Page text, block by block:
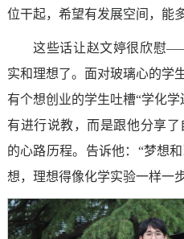
位干起，希望有发展空间，能
这些话让赵文婷很欣慰
实和理想了。面对玻璃心的学
有个想创业的学生吐槽“学化
有进行说教，而是跟他分享
的心路历程。告诉他：“梦想
想，理想得像化学实验一样一